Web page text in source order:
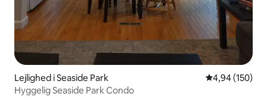
Lejlighed i Seaside Park 4,94 ud af 5 i
4,94 (150)
Hyggelig Seaside Park Condo